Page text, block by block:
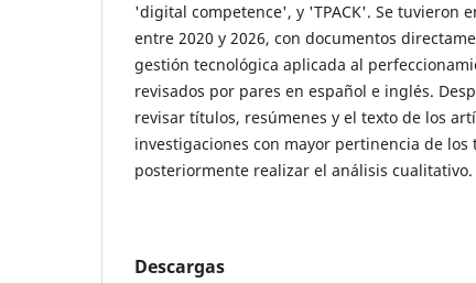
'digital competence', y 'TPACK'. Se tuvieron
entre 2020 y 2026, con documentos
gestión tecnológica aplicada al
revisados por pares en español e inglés.
revisar títulos, resúmenes y el texto de los
investigaciones con mayor pertinencia de los
posteriormente realizar el análisis cualitativo.
Descargas